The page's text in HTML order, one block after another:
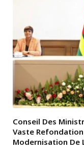
Conseil Des
Vaste
Modernisation De